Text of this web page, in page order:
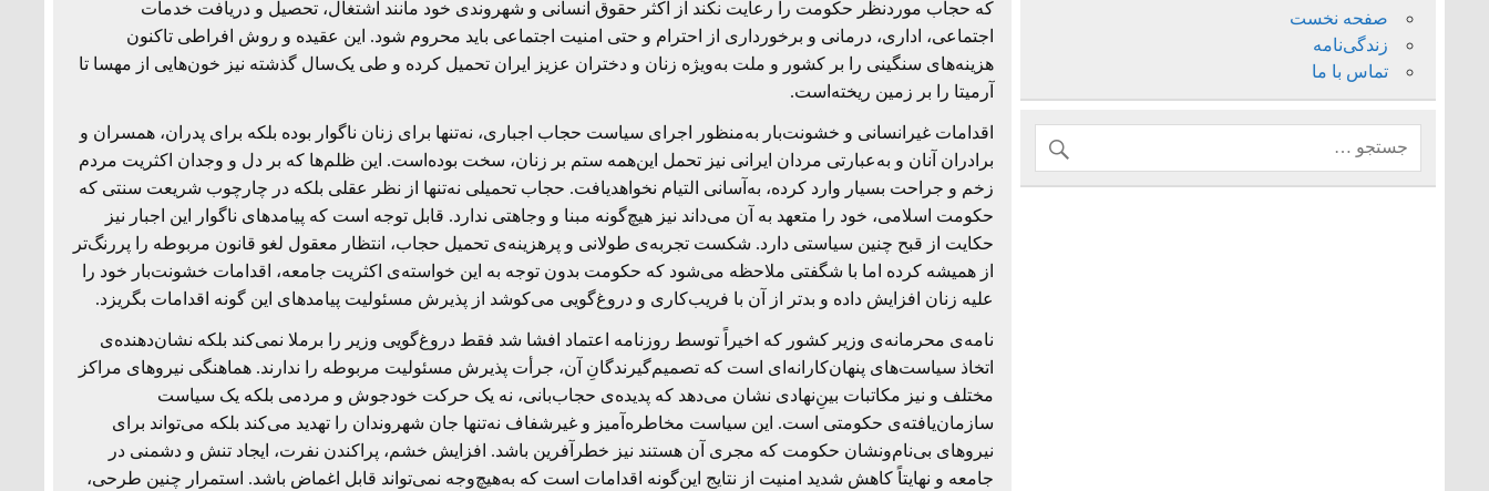
که حجاب موردنظر حکومت را رعایت نکند از اکثر حقوق انسانی و شهروندی خود مانند اشتغال، تحصیل و دریافت خدمات
اجتماعی، اداری، درمانی و برخورداری از احترام و حتی امنیت اجتماعی باید محروم شود. این عقیده و روش افراطی تاکنون
هزینه‌های سنگینی را بر کشور و ملت به‌ویژه زنان و دختران عزیز ایران تحمیل کرده و طی یک‌سال گذشته نیز خون‌هایی از مهسا تا
آرمیتا را بر زمین ریخته‌است.
اقدامات غیرانسانی و خشونت‌بار به‌منظور اجرای سیاست حجاب اجباری، نه‌تنها برای زنان ناگوار بوده بلکه برای پدران، همسران و
برادران آنان و به‌عبارتی مردان ایرانی نیز تحمل این‌همه ستم بر زنان، سخت بوده‌است. این ظلم‌ها که بر دل و وجدان اکثریت مردم
زخم و جراحت بسیار وارد کرده، به‌آسانی التیام نخواهدیافت. حجاب تحمیلی نه‌تنها از نظر عقلی بلکه در چارچوب شریعت سنتی که
حکومت اسلامی، خود را متعهد به آن می‌داند نیز هیچ‌گونه مبنا و وجاهتی ندارد. قابل توجه است که پیامدهای ناگوار این اجبار نیز
حکایت از قبح چنین سیاستی دارد. شکست تجربه‌ی طولانی و پرهزینه‌ی تحمیل حجاب، انتظار معقول لغو قانون مربوطه را پررنگ‌تر
از همیشه کرده اما با شگفتی ملاحظه می‌شود که حکومت بدون توجه به این خواسته‌ی اکثریت جامعه، اقدامات خشونت‌بار خود را
علیه زنان افزایش داده و بدتر از آن با فریب‌کاری و دروغ‌گویی می‌کوشد از پذیرش مسئولیت پیامدهای این گونه اقدامات بگریزد.
نامه‌ی محرمانه‌ی وزیر کشور که اخیراً توسط روزنامه اعتماد افشا شد فقط دروغ‌گویی وزیر را برملا نمی‌کند بلکه نشان‌دهنده‌ی
اتخاذ سیاست‌های پنهان‌کارانه‌ای است که تصمیم‌گیرندگانِ آن، جرأت پذیرش مسئولیت مربوطه را ندارند. هماهنگی نیروهای مراکز
مختلف و نیز مکاتبات بینِ‌نهادی نشان می‌دهد که پدیده‌ی حجاب‌بانی، نه یک حرکت خودجوش و مردمی بلکه یک سیاست
سازمان‌یافته‌ی حکومتی است. این سیاست مخاطره‌آمیز و غیرشفاف نه‌تنها جان شهروندان را تهدید می‌کند بلکه می‌تواند برای
نیروهای بی‌نام‌ونشان حکومت که مجری آن هستند نیز خطرآفرین باشد. افزایش خشم، پراکندن نفرت، ایجاد تنش و دشمنی در
جامعه و نهایتاً کاهش شدید امنیت از نتایج این‌گونه اقدامات است که به‌هیچ‌وجه نمی‌تواند قابل اغماض باشد. استمرار چنین طرحی،
صفحه نخست
زندگی‌نامه
تماس با ما